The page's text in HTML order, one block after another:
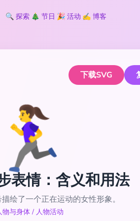
🔍 探索 🎄 节日 🎉 活动 ✍️ 博客
下载SVG
🏃‍♀️
表情：含义和用法
绘了一个正在运动的女性形象。
物与身体 / 人物活动